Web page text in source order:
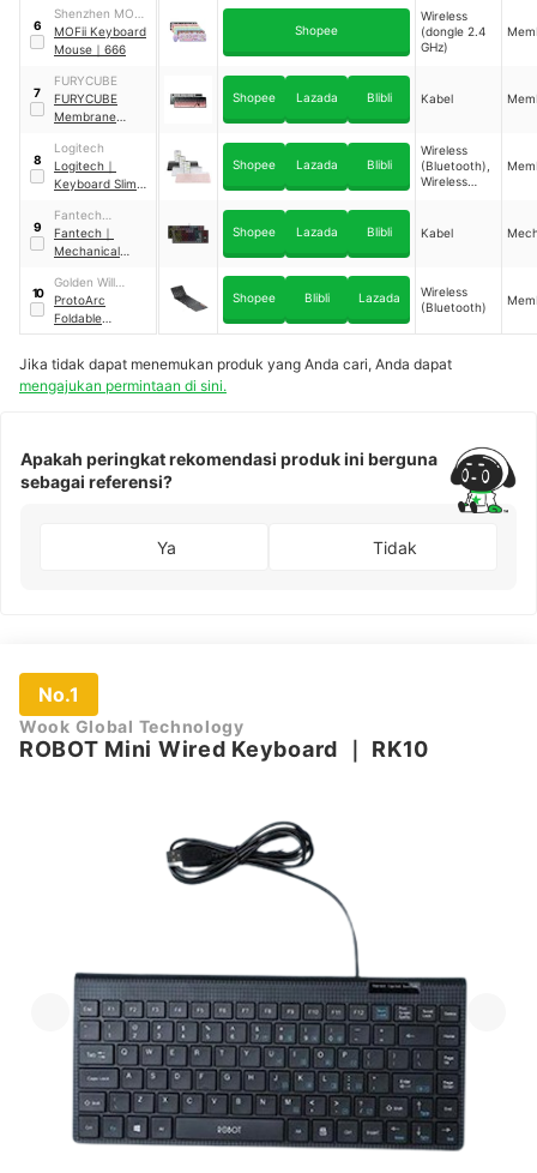
Backlight LED
6
Shenzhen MOFII
Technology
MOFii Keyboard
Mouse ｜ 666
Shopee
Wireless
(dongle 2.4
GHz)
7
FURYCUBE
FURYCUBE
Membrane
Shopee Lazada Blibli Kabel
8
Logitech
Logitech ｜
Keyboard Slim
K580
Shopee Lazada Blibli
Wireless
(Bluetooth),
Wireless
9
Fantech
Indonesia
Fantech ｜
Mechanical
TKL｜ MK876
Shopee Lazada Blibli Kabel
10
Golden Will
Merchants
ProtoArc
Foldable
Bluetooth
Touchpad｜XK01
TP
Shopee Blibli Lazada
Wireless
(Bluetooth)
Jika tidak dapat menemukan produk yang Anda cari, Anda dapat
mengajukan permintaan di sini.
Apakah peringkat rekomendasi produk ini berguna
sebagai referensi?
Ya Tidak
No.1
Wook Global Technology
ROBOT Mini Wired Keyboard RK10